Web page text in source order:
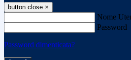
button close ×
Nome
Password
Password dimenticata?